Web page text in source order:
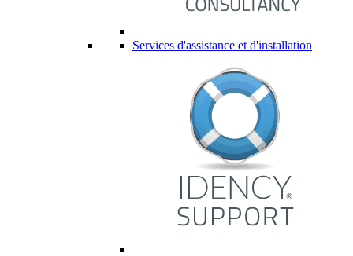
Services d'assistance et d'installation